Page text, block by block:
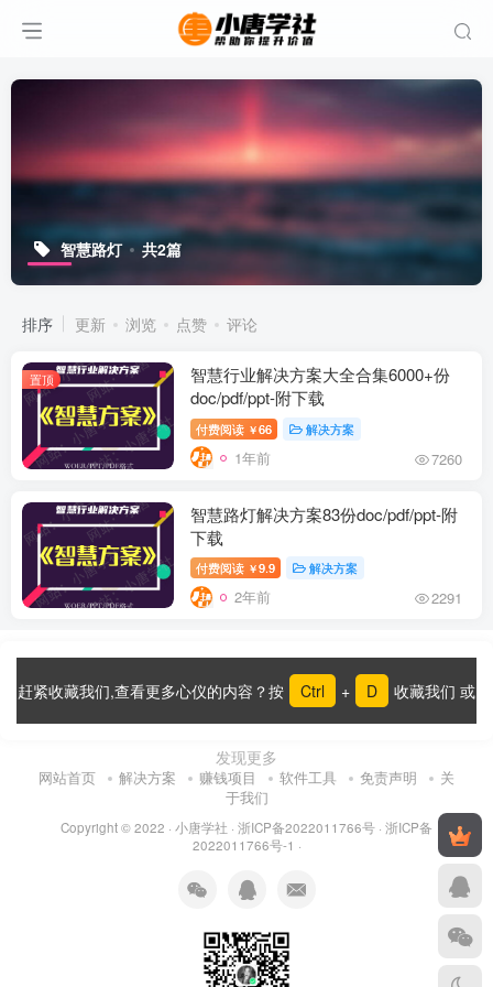
智慧路灯 共2篇
排序 更新 浏览 点赞 评论
置顶
智慧行业解决方案大全合集6000+份
doc/pdf/ppt-附下载
付费阅读 ￥66 解决方案
1年前 7260
智慧路灯解决方案83份doc/pdf/ppt-附
下载
付费阅读 ￥9.9 解决方案
2年前 2291
赶紧收藏我们,查看更多心仪的内容？按 Ctrl + D 收藏我们 或
发现更多
网站首页 解决方案 赚钱项目 软件工具 免责声明
关
于我们
Copyright © 2022 · 小唐学社 · 浙ICP备2022011766号 · 浙ICP备
2022011766号-1 ·